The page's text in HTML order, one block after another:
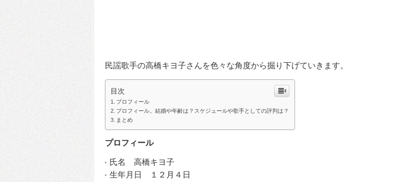
民謡歌手の高橋キヨ子さんを色々な角度から掘り下げていきます。
目次
プロフィール
プロフィール。結婚や年齢は？スケジュールや歌手としての評判は？
まとめ
プロフィール
氏名 高橋キヨ子
生年月日 １２月４日